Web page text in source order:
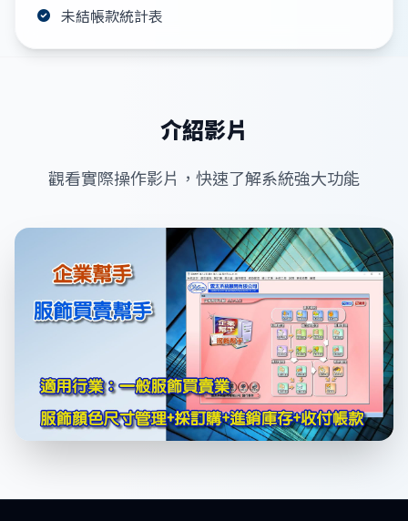
未結帳款統計表
介紹影片
觀看實際操作影片，快速了解系統強大功能